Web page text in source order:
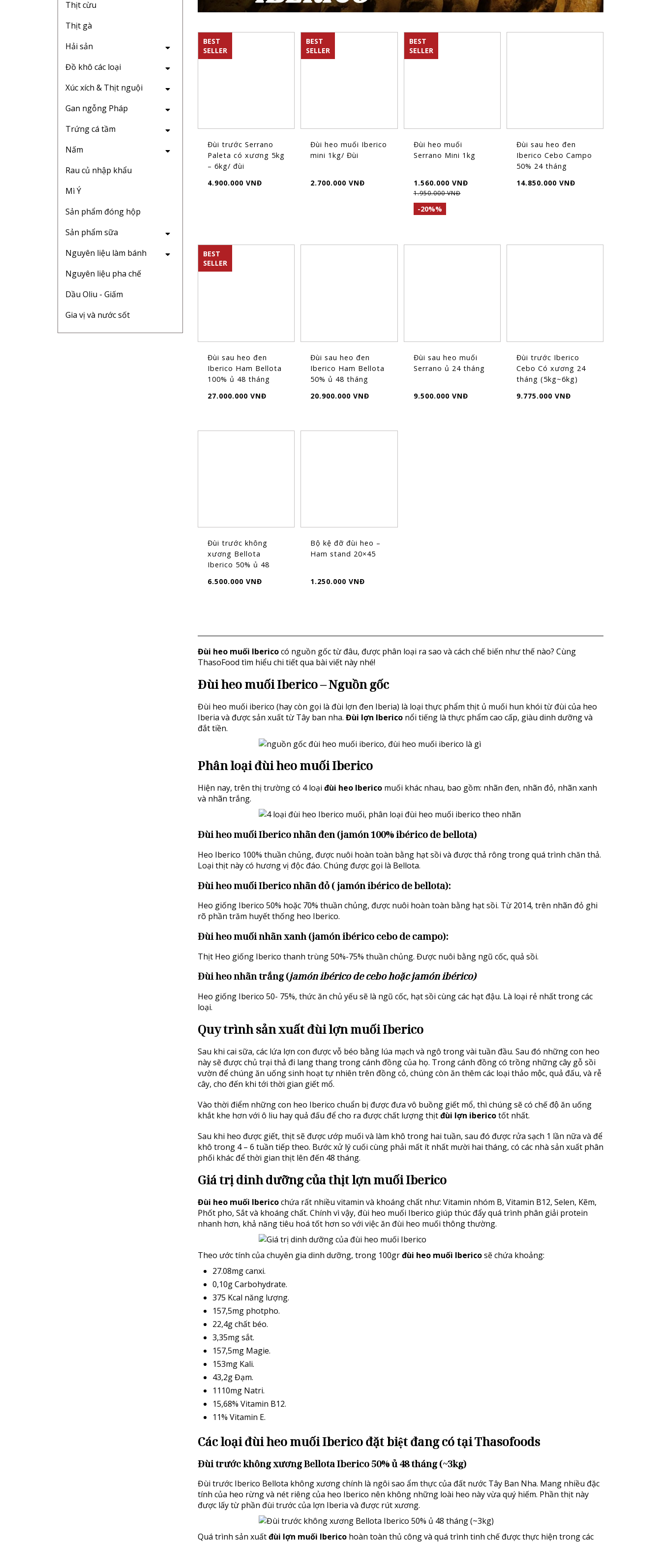
Thịt cừu
Thịt gà
Hải sản
Đồ khô các loại
Xúc xích & Thịt nguội
Gan ngỗng Pháp
Trứng cá tầm
Nấm
Rau củ nhập khẩu
Mì Ý
Sản phẩm đóng hộp
Sản phẩm sữa
Nguyên liệu làm bánh
Nguyên liệu pha chế
Dầu Oliu - Giấm
Gia vị và nước sốt
BEST
SELLER
Đùi trước Serrano
Paleta có xương 5kg
– 6kg/ đùi
4.900.000 VNĐ
BEST
SELLER
Đùi heo muối Iberico
mini 1kg/ Đùi
2.700.000 VNĐ
BEST
SELLER
Đùi heo muối
Serrano Mini 1kg
1.560.000 VNĐ
1.950.000 VNĐ
-20%%
Đùi sau heo đen
Iberico Cebo Campo
50% 24 tháng
14.850.000 VNĐ
BEST
SELLER
Đùi sau heo đen
Iberico Ham Bellota
100% ủ 48 tháng
27.000.000 VNĐ
Đùi sau heo đen
Iberico Ham Bellota
50% ủ 48 tháng
20.900.000 VNĐ
Đùi sau heo muối
Serrano ủ 24 tháng
9.500.000 VNĐ
Đùi trước Iberico
Cebo Có xương 24
tháng (5kg~6kg)
9.775.000 VNĐ
Đùi trước không
xương Bellota
Iberico 50% ủ 48
6.500.000 VNĐ
Bộ kệ đỡ đùi heo –
Ham stand 20×45
1.250.000 VNĐ
Đùi heo muối Ibericocó nguồn gốc từ đâu, được phân loại ra sao và cách chế biến như thế nào? Cùng
ThasoFood tìm hiểu chi tiết qua bài viết này nhé!
Đùi heo muối Iberico – Nguồn gốc
Đùi heo muối iberico (hay còn gọi là đùi lợn đen Iberia) là loại thực phẩm thịt ủ muối hun khói từ đùi của heo
Iberia và được sản xuất từ Tây ban nha. Đùi lợn Iberico nổi tiếng là thực phẩm cao cấp, giàu dinh dưỡng và
đắt tiền.
Phân loại đùi heo muối Iberico
Hiện nay, trên thị trường có 4 loại đùi heo Iberico muối khác nhau, bao gồm: nhãn đen, nhãn đỏ, nhãn xanh
và nhãn trắng.
Đùi heo muối Iberico nhãn đen (jamón 100% ibérico de bellota)
Heo Iberico 100% thuần chủng, được nuôi hoàn toàn bằng hạt sồi và được thả rông trong quá trình chăn thả.
Loại thịt này có hương vị độc đáo. Chúng được gọi là Bellota.
Đùi heo muối Iberico nhãn đỏ ( jamón ibérico de bellota):
Heo giống Iberico 50% hoặc 70% thuần chủng, được nuôi hoàn toàn bằng hạt sồi. Từ 2014, trên nhãn đỏ ghi
rõ phần trăm huyết thống heo Iberico.
Đùi heo muối nhãn xanh (jamón ibérico cebo de campo):
Thịt Heo giống Iberico thanh trùng 50%-75% thuần chủng. Được nuôi bằng ngũ cốc, quả sồi.
Đùi heo nhãn trắng (jamón ibérico de cebo hoặc jamón ibérico)
Heo giống Iberico 50- 75%, thức ăn chủ yếu sẽ là ngũ cốc, hạt sồi cùng các hạt đậu. Là loại rẻ nhất trong các
loại.
Quy trình sản xuất đùi lợn muối Iberico
Sau khi cai sữa, các lứa lợn con được vỗ béo bằng lúa mạch và ngô trong vài tuần đầu. Sau đó những con heo
này sẽ được chủ trại thả đi lang thang trong cánh đồng của họ. Trong cánh đồng có trồng những cây gỗ sồi
vườn để chúng ăn uống sinh hoạt tự nhiên trên đồng cỏ, chúng còn ăn thêm các loại thảo mộc, quả đấu, và rễ
cây, cho đến khi tới thời gian giết mổ.
Vào thời điểm những con heo Iberico chuẩn bị được đưa vô buồng giết mổ, thì chúng sẽ có chế độ ăn uống
khắt khe hơn với ô liu hay quả đấu để cho ra được chất lượng thịtđùi lợn ibericotốt nhất.
Sau khi heo được giết, thịt sẽ được ướp muối và làm khô trong hai tuần, sau đó được rửa sạch 1 lần nữa và để
khô trong 4 – 6 tuần tiếp theo. Bước xử lý cuối cùng phải mất ít nhất mười hai tháng, có các nhà sản xuất phân
phối khác để thời gian thịt lên đến 48 tháng.
Giá trị dinh dưỡng của thịt lợn muối Iberico
Đùi heo muối Ibericochứa rất nhiều vitamin và khoáng chất như: Vitamin nhóm B, Vitamin B12, Selen, Kẽm,
Phốt pho, Sắt và khoáng chất. Chính vì vậy, đùi heo muối Iberico giúp thúc đẩy quá trình phân giải protein
nhanh hơn, khả năng tiêu hoá tốt hơn so với việc ăn đùi heo muối thông thường.
Theo ước tính của chuyên gia dinh dưỡng, trong 100grđùi heo muối Ibericosẽ chứa khoảng:
27.08mg canxi.
0,10g Carbohydrate.
375 Kcal năng lượng.
157,5mg photpho.
22,4g chất béo.
3,35mg sắt.
157,5mg Magie.
153mg Kali.
43,2g Đạm.
1110mg Natri.
15,68% Vitamin B12.
11% Vitamin E.
Các loại đùi heo muối Iberico đặt biệt đang có tại Thasofoods
Đùi trước không xương Bellota Iberico 50% ủ 48 tháng (~3kg)
Đùi trước Iberico Bellota không xương chính là ngôi sao ẩm thực của đất nước Tây Ban Nha. Mang nhiều đặc
tính của heo rừng và nét riêng của heo Iberico nên không những loài heo này vừa quý hiếm. Phần thịt này
được lấy từ phần đùi trước của lợn Iberia và được rút xương.
Quá trình sản xuấtđùi lợn muối Iberico hoàn toàn thủ công và quá trình tinh chế được thực hiện trong các